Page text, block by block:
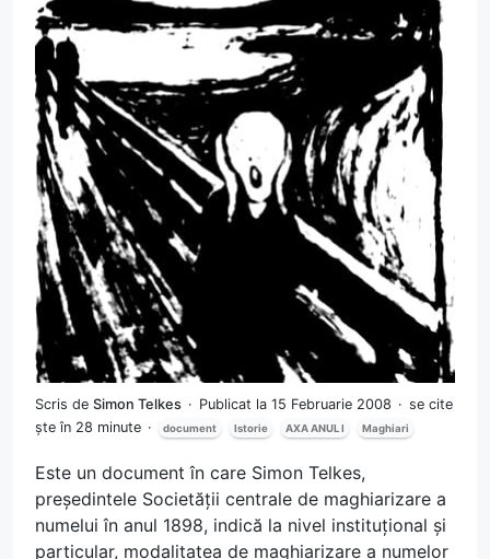
Scris de Simon Telkes Publicat la 15 Februarie 2008
se cite
ște în 28 minute
document Istorie AXA ANUL I Maghiari
Este un document în care Simon Telkes,
președintele Societății centrale de maghiarizare a
numelui în anul 1898, indică la nivel instituțional și
particular, modalitatea de maghiarizare a numelor